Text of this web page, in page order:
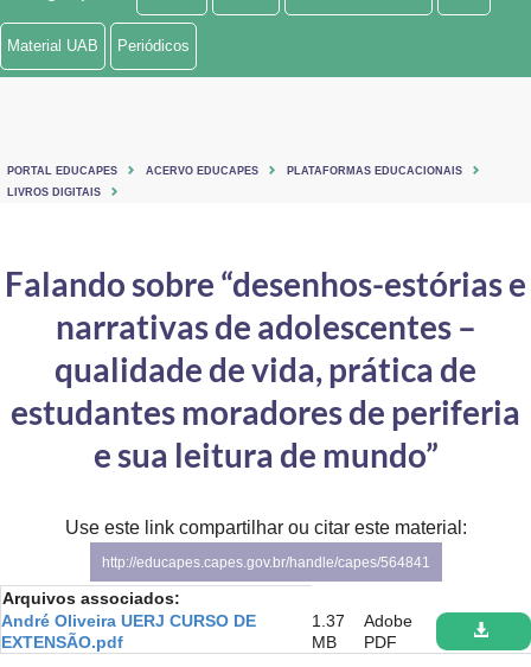
Ministério de Minas e Energia
Ministério do Turismo
Controladoria-Geral da União
Secretaria-Geral
Secretaria de Governo
Advocacia-Geral da União
Banco Central do Brasil
Planalto
Material UAB Periódicos
PORTAL EDUCAPES ACERVO EDUCAPES
PLATAFORMAS EDUCACIONAIS
LIVROS DIGITAIS
Falando sobre “desenhos-estórias e
narrativas de adolescentes –
qualidade de vida, prática de
estudantes moradores de periferia
e sua leitura de mundo”
Use este link compartilhar ou citar este material:
http://educapes.capes.gov.br/handle/capes/564841
Arquivos associados:
André Oliveira UERJ CURSO DE
EXTENSÃO.pdf
1.37
MB
Adobe
PDF